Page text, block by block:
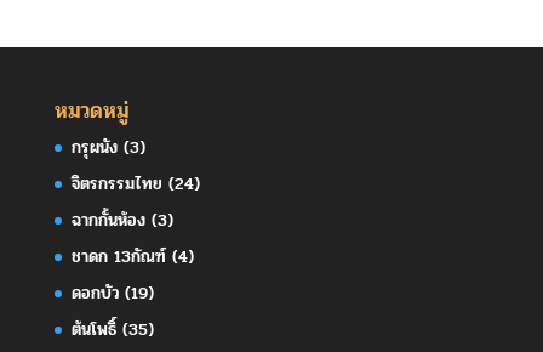
หมวดหมู่
กรุผนัง(3)
จิตรกรรมไทย (24)
ฉากกั้นห้อง(3)
ชาดก 13กัณฑ์(4)
ดอกบัว(19)
ต้นโพธิ์(35)